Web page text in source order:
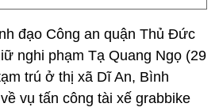
đạo Công an quận Thủ Đức
nghi phạm Tạ Quang Ngọ (29
trú ở thị xã Dĩ An, Bình
vụ tấn công tài xế grabbike